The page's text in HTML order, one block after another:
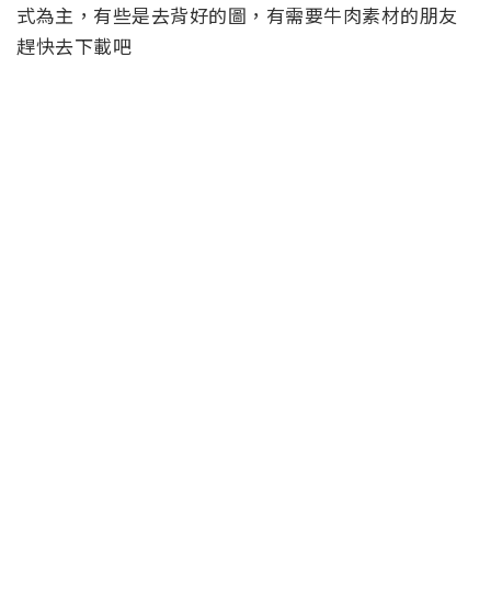
式為主，有些是去背好的圖，有需要牛肉素材的朋友
趕快去下載吧